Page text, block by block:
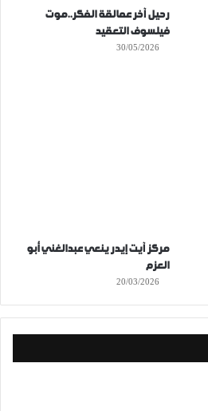
رحيل آخر عمالقة الفكر..موت
فيلسوف التعقيد
30/05/2026
مركز آيت إيدر ينعي عبدالغني أبو
العزم
20/03/2026